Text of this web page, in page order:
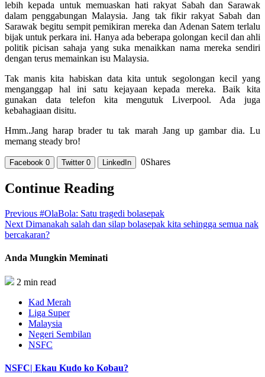
lebih kepada untuk memuaskan hati rakyat Sabah dan Sarawak
dalam penggabungan Malaysia. Jang tak fikir rakyat Sabah dan
Sarawak begitu sempit pemikiran mereka dan Adenan Satem terlalu
bijak untuk perkara ini. Hanya ada beberapa golongan kecil dan ahli
politik picisan sahaja yang suka menaikkan nama mereka sendiri
dengan terus memainkan isu Malaysia.
Tak manis kita habiskan data kita untuk segolongan kecil yang
menganggap hal ini satu kejayaan kepada mereka. Baik kita
gunakan data telefon kita mengutuk Liverpool. Ada juga
kebahagiaan disitu.
Hmm..Jang harap brader tu tak marah Jang up gambar dia. Lu
memang steady bro!
Facebook 0 Twitter 0 LinkedIn 0Shares
Continue Reading
Previous #OlaBola: Satu tragedi bolasepak
Next Dimanakah salah dan silap bolasepak kita sehingga semua nak
bercakaran?
Anda Mungkin Meminati
2 min read
Kad Merah
Liga Super
Malaysia
Negeri Sembilan
NSFC
NSFC| Ekau Kudo ko Kobau?